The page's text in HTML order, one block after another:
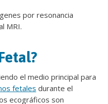
por resonancia
MRI.
el medio principal para
fetales durante el
ecográficos son